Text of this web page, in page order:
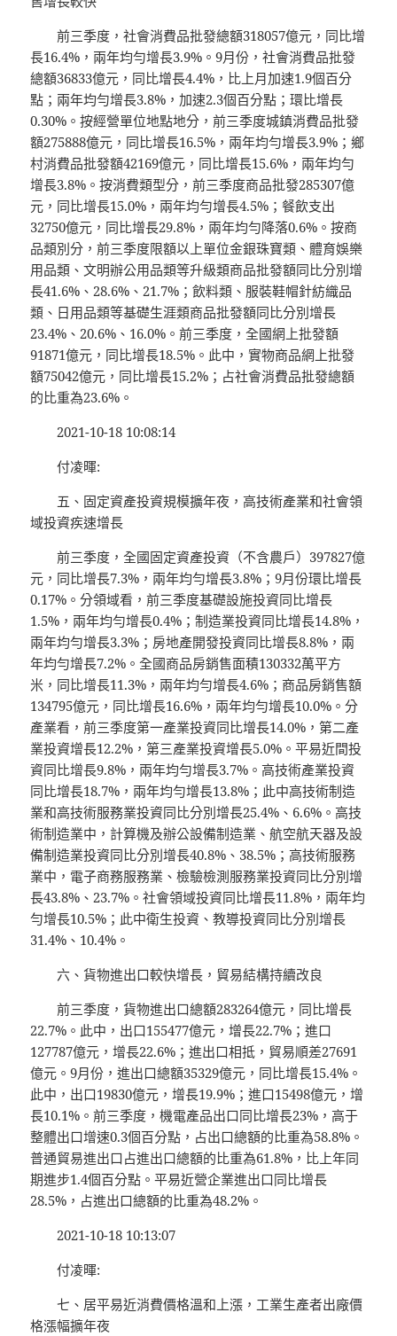
前三季度，社會消費品批發總額318057億元，同比增
長16.4%，兩年均勻增長3.9%。9月份，社會消費品批發
總額36833億元，同比增長4.4%，比上月加速1.9個百分
點；兩年均勻增長3.8%，加速2.3個百分點；環比增長
0.30%。按經營單位地點地分，前三季度城鎮消費品批發
額275888億元，同比增長16.5%，兩年均勻增長3.9%；鄉
村消費品批發額42169億元，同比增長15.6%，兩年均勻
增長3.8%。按消費類型分，前三季度商品批發285307億
元，同比增長15.0%，兩年均勻增長4.5%；餐飲支出
32750億元，同比增長29.8%，兩年均勻降落0.6%。按商
品類別分，前三季度限額以上單位金銀珠寶類、體育娛樂
用品類、文明辦公用品類等升級類商品批發額同比分別增
長41.6%、28.6%、21.7%；飲料類、服裝鞋帽針紡織品
類、日用品類等基礎生涯類商品批發額同比分別增長
23.4%、20.6%、16.0%。前三季度，全國網上批發額
91871億元，同比增長18.5%。此中，實物商品網上批發
額75042億元，同比增長15.2%；占社會消費品批發總額
的比重為23.6%。
2021-10-18 10:08:14
付凌暉:
五、固定資產投資規模擴年夜，高技術產業和社會領
域投資疾速增長
前三季度，全國固定資產投資（不含農戶）397827億
元，同比增長7.3%，兩年均勻增長3.8%；9月份環比增長
0.17%。分領域看，前三季度基礎設施投資同比增長
1.5%，兩年均勻增長0.4%；制造業投資同比增長14.8%，
兩年均勻增長3.3%；房地產開發投資同比增長8.8%，兩
年均勻增長7.2%。全國商品房銷售面積130332萬平方
米，同比增長11.3%，兩年均勻增長4.6%；商品房銷售額
134795億元，同比增長16.6%，兩年均勻增長10.0%。分
產業看，前三季度第一產業投資同比增長14.0%，第二產
業投資增長12.2%，第三產業投資增長5.0%。平易近間投
資同比增長9.8%，兩年均勻增長3.7%。高技術產業投資
同比增長18.7%，兩年均勻增長13.8%；此中高技術制造
業和高技術服務業投資同比分別增長25.4%、6.6%。高技
術制造業中，計算機及辦公設備制造業、航空航天器及設
備制造業投資同比分別增長40.8%、38.5%；高技術服務
業中，電子商務服務業、檢驗檢測服務業投資同比分別增
長43.8%、23.7%。社會領域投資同比增長11.8%，兩年均
勻增長10.5%；此中衛生投資、教導投資同比分別增長
31.4%、10.4%。
六、貨物進出口較快增長，貿易結構持續改良
前三季度，貨物進出口總額283264億元，同比增長
22.7%。此中，出口155477億元，增長22.7%；進口
127787億元，增長22.6%；進出口相抵，貿易順差27691
億元。9月份，進出口總額35329億元，同比增長15.4%。
此中，出口19830億元，增長19.9%；進口15498億元，增
長10.1%。前三季度，機電產品出口同比增長23%，高于
整體出口增速0.3個百分點，占出口總額的比重為58.8%。
普通貿易進出口占進出口總額的比重為61.8%，比上年同
期進步1.4個百分點。平易近營企業進出口同比增長
28.5%，占進出口總額的比重為48.2%。
2021-10-18 10:13:07
付凌暉:
七、居平易近消費價格溫和上漲，工業生產者出廠價
格漲幅擴年夜